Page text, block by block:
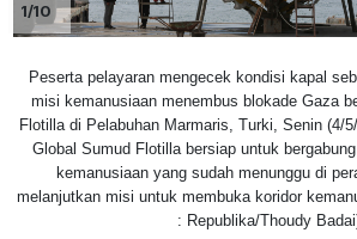
1/10
Peserta pelayaran mengecek kondisi kapal
misi kemanusiaan menembus blokade Gaza
Flotilla di Pelabuhan Marmaris, Turki, Senin (4/
Global Sumud Flotilla bersiap untuk
kemanusiaan yang sudah menunggu di
melanjutkan misi untuk membuka koridor
: Republika/Thoudy